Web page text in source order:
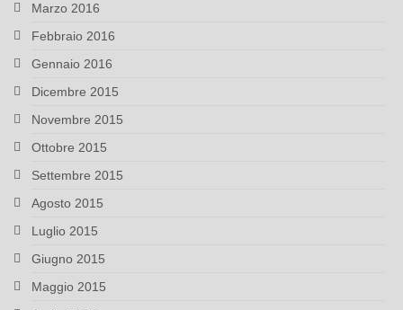
Marzo 2016
Febbraio 2016
Gennaio 2016
Dicembre 2015
Novembre 2015
Ottobre 2015
Settembre 2015
Agosto 2015
Luglio 2015
Giugno 2015
Maggio 2015